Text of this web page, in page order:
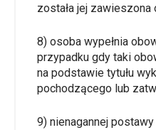
została jej zawieszona
8) osoba wypełnia
przypadku gdy taki
na podstawie tytułu
pochodzącego lub
9) nienagannej